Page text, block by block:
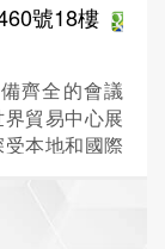
號18樓
齊全的會議
貿易中心展
本地和國際